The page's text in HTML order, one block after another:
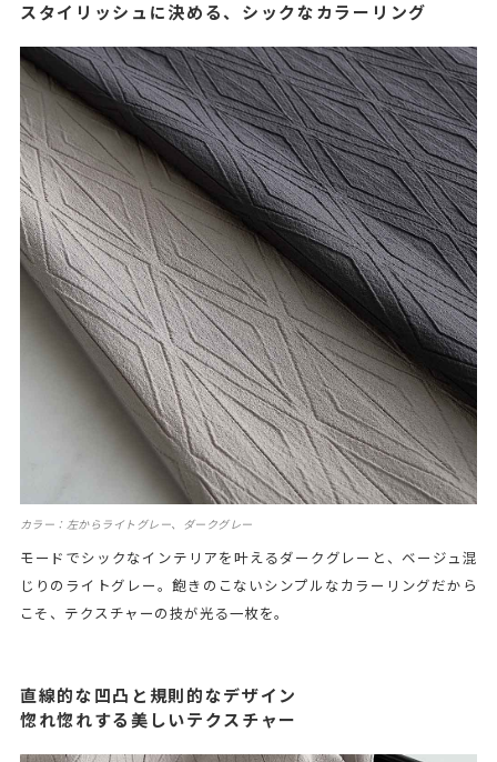
スタイリッシュに決める、シックなカラーリング
カラー：左からライトグレー、ダークグレー
モードでシックなインテリアを叶えるダークグレーと、ベージュ混
じりのライトグレー。飽きのこないシンプルなカラーリングだから
こそ、テクスチャーの技が光る一枚を。
直線的な凹凸と規則的なデザイン
惚れ惚れする美しいテクスチャー